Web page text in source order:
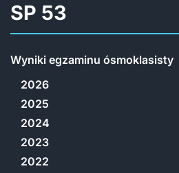
SP 53
Wyniki egzaminu ósmoklasisty
2026
2025
2024
2023
2022